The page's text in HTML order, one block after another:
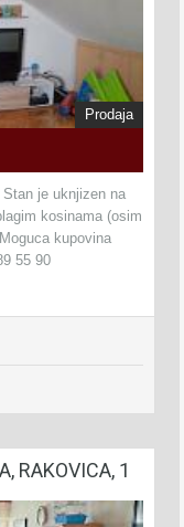
Prodaja
je uknjizen na
kosinama (osim
kupovina
55 90
RAKOVICA, 1